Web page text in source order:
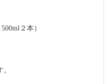
２本）